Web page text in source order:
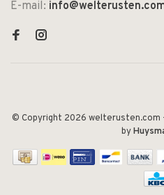
E-mail:
© Copyright 2026 welterusten.com
by